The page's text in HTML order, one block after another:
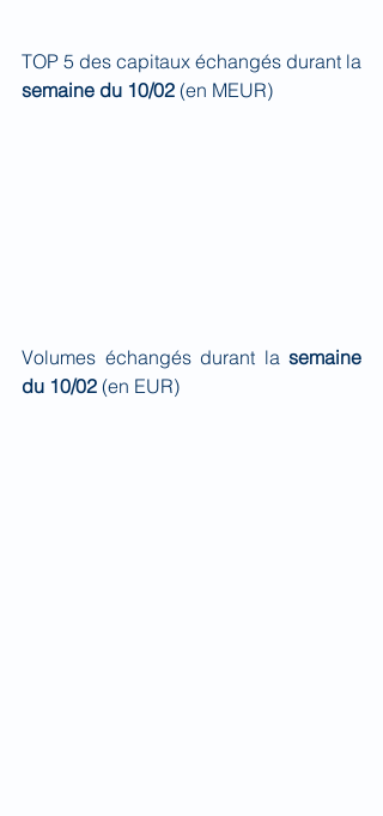
semaine du 10/02 (en MEUR)
Volumes échangés durant la semaine
du 10/02 (en EUR)